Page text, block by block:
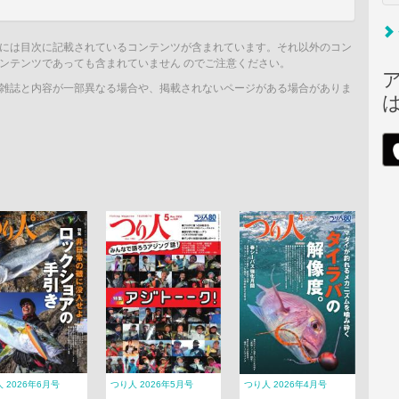
は目次に記載されているコンテンツが含まれています。それ以外のコン
テンツであっても含まれていません のでご注意ください。
誌と内容が一部異なる場合や、掲載されないページがある場合がありま
2026年6月号 つり人 2026年5月号 つり人 2026年4月号